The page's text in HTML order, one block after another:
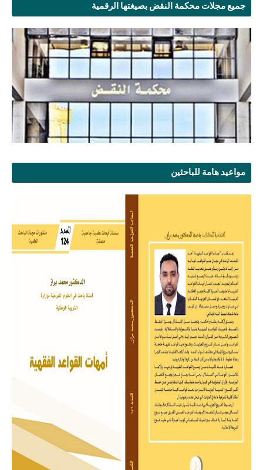
جميع مجلات محكمة النقض بصيغتها الرقمية
مواعيد هامة للباحثين